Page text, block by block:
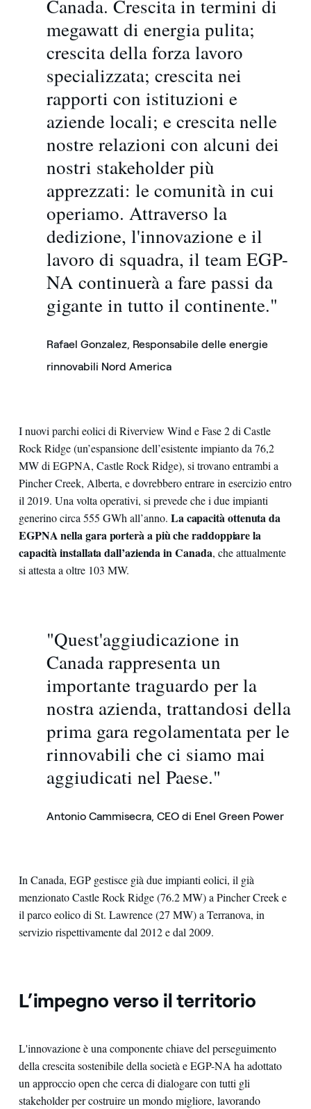
Canada. Crescita in termini di
megawatt di energia pulita;
crescita della forza lavoro
specializzata; crescita nei
rapporti con istituzioni e
aziende locali; e crescita nelle
nostre relazioni con alcuni dei
nostri stakeholder più
apprezzati: le comunità in cui
operiamo. Attraverso la
dedizione, l'innovazione e il
lavoro di squadra, il team EGP-
NA continuerà a fare passi da
gigante in tutto il continente."
Rafael Gonzalez, Responsabile delle energie
rinnovabili Nord America
I nuovi parchi eolici di Riverview Wind e Fase 2 di Castle
Rock Ridge (un’espansione dell’esistente impianto da 76,2
MW di EGPNA, Castle Rock Ridge), si trovano entrambi a
Pincher Creek, Alberta, e dovrebbero entrare in esercizio entro
il 2019. Una volta operativi, si prevede che i due impianti
generino circa 555 GWh all’anno. La capacità ottenuta da
EGPNA nella gara porterà a più che raddoppiare la
capacità installata dall’azienda in Canada, che attualmente
si attesta a oltre 103 MW.
"Quest'aggiudicazione in
Canada rappresenta un
importante traguardo per la
nostra azienda, trattandosi della
prima gara regolamentata per le
rinnovabili che ci siamo mai
aggiudicati nel Paese."
Antonio Cammisecra, CEO di Enel Green Power
In Canada, EGP gestisce già due impianti eolici, il già
menzionato Castle Rock Ridge (76.2 MW) a Pincher Creek e
il parco eolico di St. Lawrence (27 MW) a Terranova, in
servizio rispettivamente dal 2012 e dal 2009.
L’impegno verso il territorio
L'innovazione è una componente chiave del perseguimento
della crescita sostenibile della società e EGP-NA ha adottato
un approccio open che cerca di dialogare con tutti gli
stakeholder per costruire un mondo migliore, lavorando